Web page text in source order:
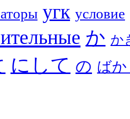
угк условие
か か
にして の ば